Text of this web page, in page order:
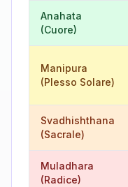
Anahata
(Cuore)
Manipura
(Plesso Solare)
Svadhishthana
(Sacrale)
Muladhara
(Radice)